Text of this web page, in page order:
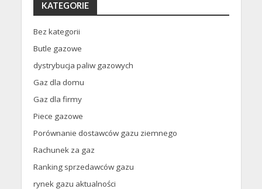
KATEGORIE
Bez kategorii
Butle gazowe
dystrybucja paliw gazowych
Gaz dla domu
Gaz dla firmy
Piece gazowe
Porównanie dostawców gazu ziemnego
Rachunek za gaz
Ranking sprzedawców gazu
rynek gazu aktualności